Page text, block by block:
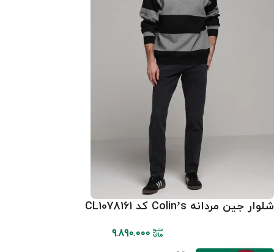
شلوار جین مردانه Colin’s کد CL1078161
9.890.000